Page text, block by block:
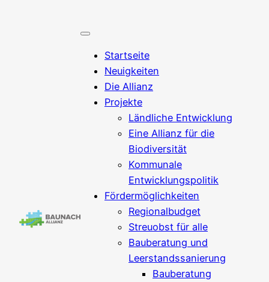
Startseite
Neuigkeiten
Die Allianz
Projekte
Ländliche Entwicklung
Eine Allianz für die
Biodiversität
Kommunale
Entwicklungspolitik
Fördermöglichkeiten
Regionalbudget
Streuobst für alle
Bauberatung und
Leerstandssanierung
Bauberatung